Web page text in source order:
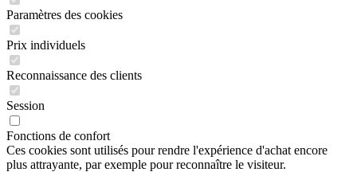
Paramètres des cookies
Prix individuels
Reconnaissance des clients
Session
Fonctions de confort
Ces cookies sont utilisés pour rendre l'expérience d'achat encore
plus attrayante, par exemple pour reconnaître le visiteur.